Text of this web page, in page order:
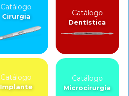
Catálogo
Cirurgia Catálogo
Dentística
Catálogo
Implante
Catálogo
Microcirurgia